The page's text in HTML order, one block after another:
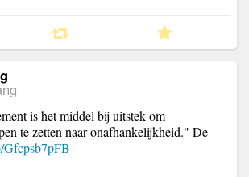
is het middel bij uitstek om
te zetten naar onafhankelijkheid." De
Gfcpsb7pFB